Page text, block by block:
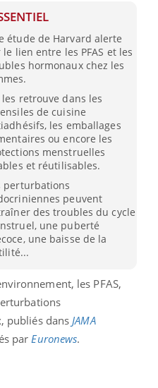
étude de Harvard alerte
le lien entre les PFAS et les
hormonaux chez les
les retrouve dans les
de cuisine
les emballages
ou encore les
menstruelles
et réutilisables.
perturbations
peuvent
des troubles du cycle
une puberté
une baisse de la
les PFAS,
publiés dans JAMA
par Euronews.